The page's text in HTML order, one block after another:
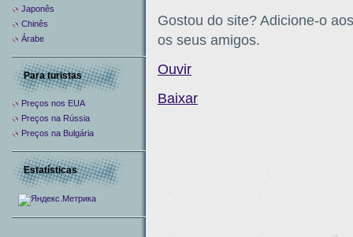
Gostou do site? Adicione-o
os seus amigos.
Ouvir
Baixar
Japonês
Chinês
Árabe
Para turistas
Preços nos EUA
Preços na Rússia
Preços na Bulgária
Estatísticas